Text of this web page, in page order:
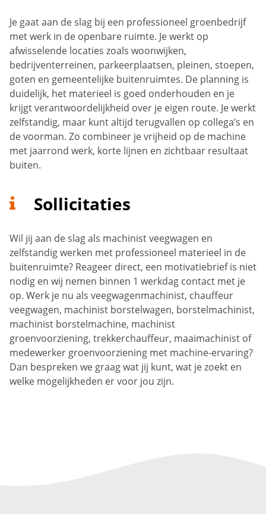
Je gaat aan de slag bij een professioneel groenbedrijf
met werk in de openbare ruimte. Je werkt op
afwisselende locaties zoals woonwijken,
bedrijventerreinen, parkeerplaatsen, pleinen, stoepen,
goten en gemeentelijke buitenruimtes. De planning is
duidelijk, het materieel is goed onderhouden en je
krijgt verantwoordelijkheid over je eigen route. Je werkt
zelfstandig, maar kunt altijd terugvallen op collega’s en
de voorman. Zo combineer je vrijheid op de machine
met jaarrond werk, korte lijnen en zichtbaar resultaat
buiten.
Sollicitaties
Wil jij aan de slag als machinist veegwagen en
zelfstandig werken met professioneel materieel in de
buitenruimte? Reageer direct, een motivatiebrief is niet
nodig en wij nemen binnen 1 werkdag contact met je
op. Werk je nu als veegwagenmachinist, chauffeur
veegwagen, machinist borstelwagen, borstelmachinist,
machinist borstelmachine, machinist
groenvoorziening, trekkerchauffeur, maaimachinist of
medewerker groenvoorziening met machine-ervaring?
Dan bespreken we graag wat jij kunt, wat je zoekt en
welke mogelijkheden er voor jou zijn.